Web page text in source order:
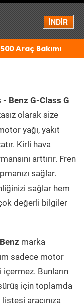
İNDİR
Menü
Araç Bakımı
Benz G-Class G
olarak size
yağı, yakıt
Kirli hava
arttırır. Fren
sağlar.
sağlar hem
çok değerli bilgiler
marka
sadece motor
Bunların
sürüş için toplamda
aracınıza